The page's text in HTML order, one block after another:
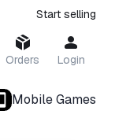
Start selling
Orders Login
Mobile Games